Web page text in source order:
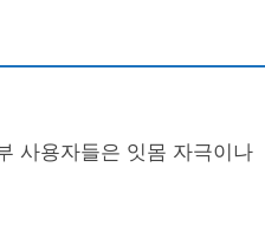
사용자들은 잇몸 자극이나